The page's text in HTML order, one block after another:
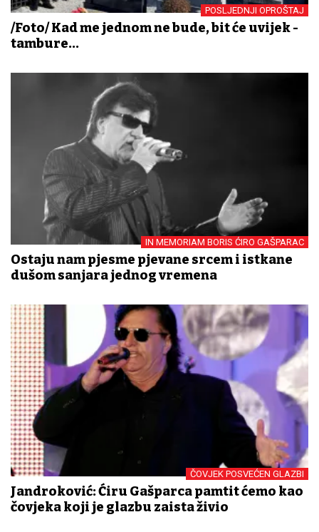
POSLJEDNJI OPROŠTAJ
/Foto/ Kad me jednom ne bude, bit će uvijek -
tambure...
IN MEMORIAM BORIS ĆIRO GAŠPARAC
Ostaju nam pjesme pjevane srcem i istkane
dušom sanjara jednog vremena
ČOVJEK POSVEĆEN GLAZBI
Jandroković: Ćiru Gašparca pamtit ćemo kao
čovjeka koji je glazbu zaista živio